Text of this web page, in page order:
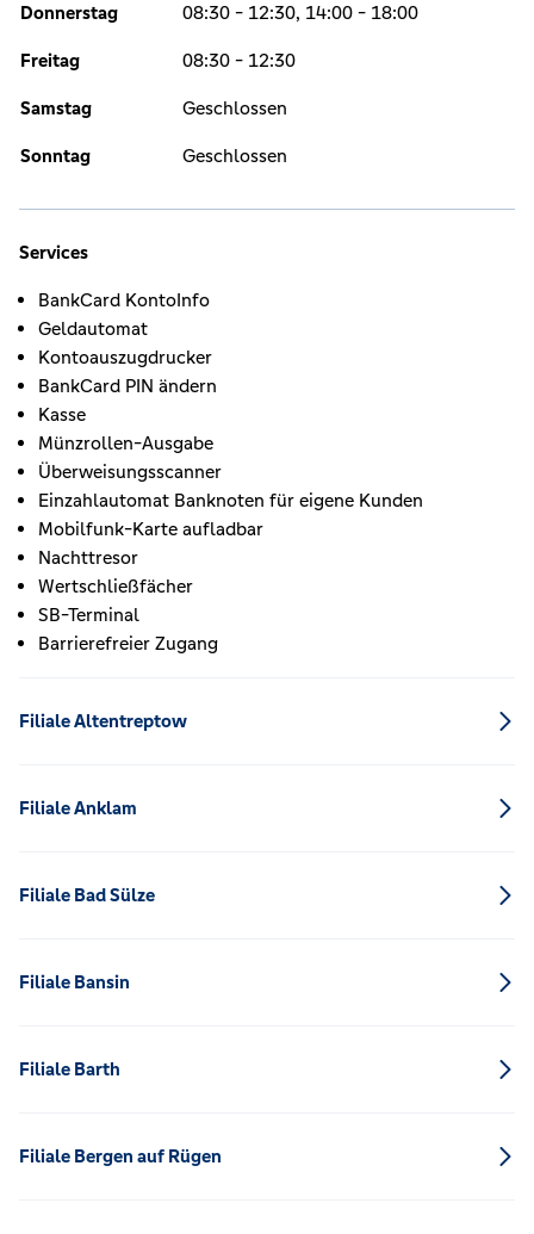
Donnerstag 08:30 - 12:30, 14:00 - 18:00
Freitag 08:30 - 12:30
Samstag Geschlossen
Sonntag Geschlossen
Services
BankCard KontoInfo
Geldautomat
Kontoauszugdrucker
BankCard PIN ändern
Kasse
Münzrollen-Ausgabe
Überweisungsscanner
Einzahlautomat Banknoten für eigene Kunden
Mobilfunk-Karte aufladbar
Nachttresor
Wertschließfächer
SB-Terminal
Barrierefreier Zugang
Filiale Altentreptow
Filiale Anklam
Filiale Bad Sülze
Filiale Bansin
Filiale Barth
Filiale Bergen auf Rügen